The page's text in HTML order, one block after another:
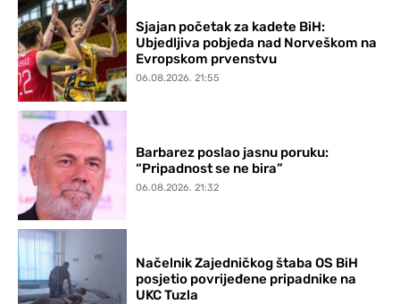
Sjajan početak za kadete BiH:
Ubjedljiva pobjeda nad Norveškom na
Evropskom prvenstvu
06.08.2026. 21:55
Barbarez poslao jasnu poruku:
“Pripadnost se ne bira”
06.08.2026. 21:32
Načelnik Zajedničkog štaba OS BiH
posjetio povrijeđene pripadnike na
UKC Tuzla